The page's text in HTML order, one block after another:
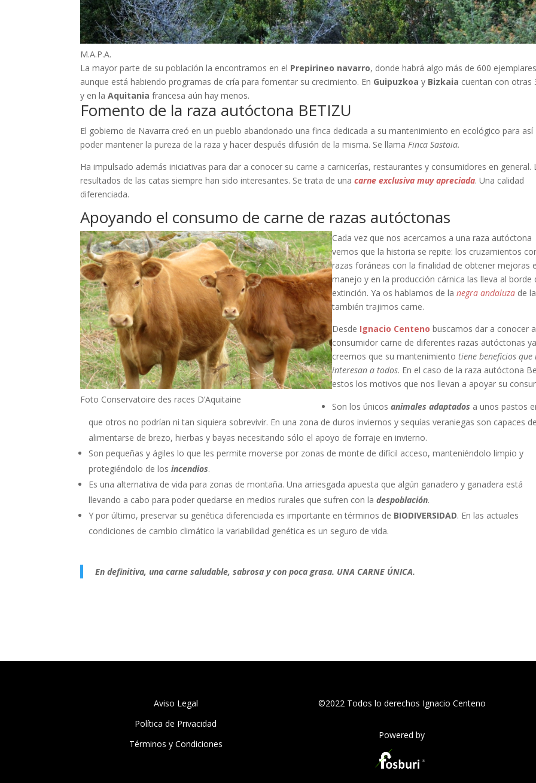
M.A.P.A.
La mayor parte de su población la encontramos en el Prepirineo navarro, donde habrá algo más de 600
aunque está habiendo programas de cría para fomentar su crecimiento. En Guipuzkoa y Bizkaia cuentan con otras
y en laAquitania francesa aún hay menos.
Fomento de la raza autóctona BETIZU
El gobierno de Navarra creó en un pueblo abandonado una finca dedicada a su mantenimiento en ecológico para así
poder mantener la pureza de la raza y hacer después difusión de la misma. Se llamaFinca Sastoia.
Ha impulsado además iniciativas para dar a conocer su carne a carnicerías, restaurantes y consumidores en general.
resultados de las catas siempre han sido interesantes. Se trata de una carne exclusiva muy apreciada. Una calidad
diferenciada.
Apoyando el consumo de carne de razas autóctonas
Foto Conservatoire des races D’Aquitaine
Cada vez que nos acercamos a una raza autóctona
vemos que la historia se repite: los cruzamientos
razas foráneas con la finalidad de obtener mejoras
manejo y en la producción cárnica las lleva al borde
extinción. Ya os hablamos de la negra andaluza de
también trajimos carne.
Desde Ignacio Centeno buscamos dar a conocer
consumidor carne de diferentes razas autóctonas
creemos que su mantenimientotiene beneficios que
interesan a todos. En el caso de la raza autóctona
estos los motivos que nos llevan a apoyar su
Son los únicosanimales adaptados a unos pastos
que otros no podrían ni tan siquiera sobrevivir. En una zona de duros inviernos y sequías veraniegas son capaces
alimentarse de brezo, hierbas y bayas necesitando sólo el apoyo de forraje en invierno.
Son pequeñas y ágiles lo que les permite moverse por zonas de monte de difícil acceso, manteniéndolo limpio y
protegiéndolo de losincendios.
Es una alternativa de vida para zonas de montaña. Una arriesgada apuesta que algún ganadero y ganadera está
llevando a cabo para poder quedarse en medios rurales que sufren con ladespoblación.
Y por último, preservar su genética diferenciada es importante en términos de BIODIVERSIDAD. En las actuales
condiciones de cambio climático la variabilidad genética es un seguro de vida.
En definitiva, una carne saludable, sabrosa y con poca grasa. UNA CARNE ÚNICA.
Aviso Legal
Política de Privacidad
Términos y Condiciones
©2022 Todos lo derechos Ignacio Centeno
Powered by